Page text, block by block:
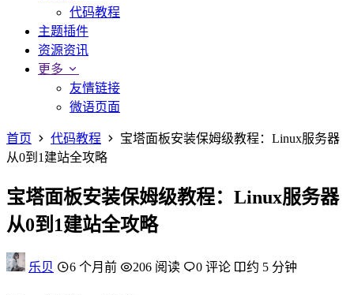
代码教程
主题插件
资源资讯
更多
友情链接
微语页面
首页 代码教程
宝塔面板安装保姆级教程：Linux服务器
从0到1建站全攻略
宝塔面板安装保姆级教程：Linux服务器
从0到1建站全攻略
乐贝 6 个月前 206 阅读 0 评论 约 5 分钟